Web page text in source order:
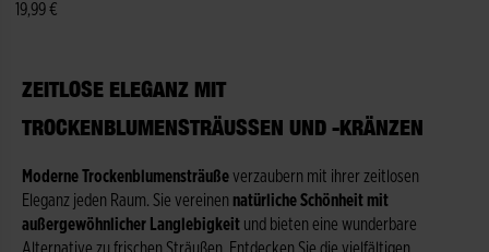
19,99 €
ZEITLOSE ELEGANZ MIT
TROCKENBLUMENSTRÄUSSEN UND -KRÄNZEN
Moderne Trockenblumensträußeverzaubern mit ihrer zeitlosen
Eleganz jeden Raum. Sie vereinen natürliche Schönheit mit
außergewöhnlicher Langlebigkeit und bieten eine wunderbare